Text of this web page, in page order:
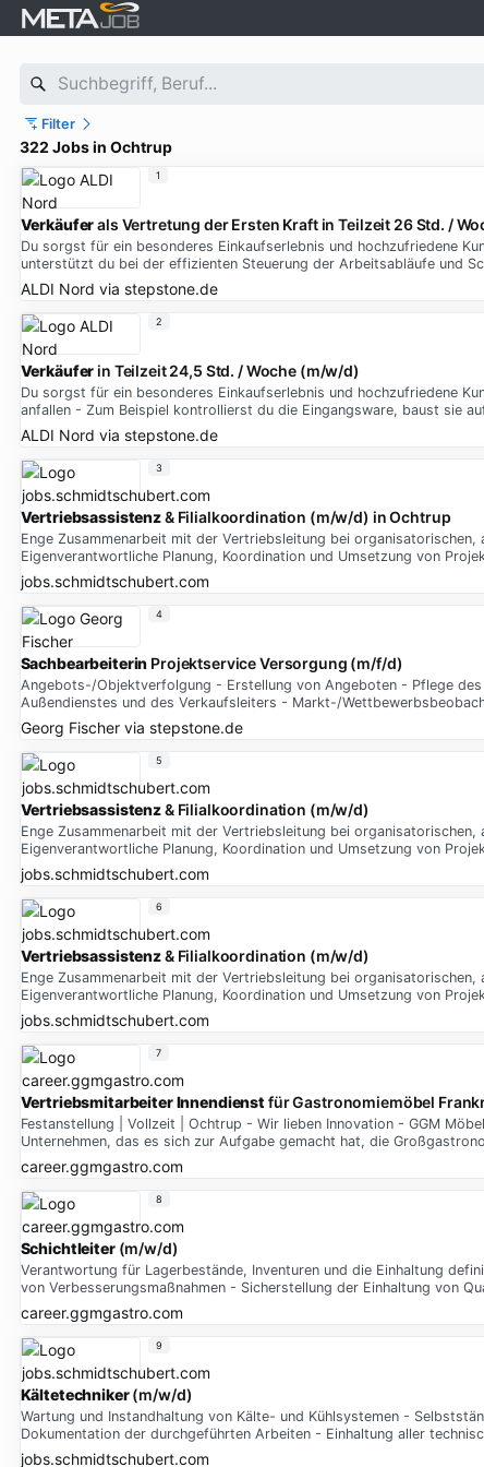
Filter
322 Jobs in Ochtrup
Verkäuferals Vertretung der Ersten Kraft in Teilzeit 26 Std. /
Du sorgst für ein besonderes Einkaufserlebnis und hochzufriedene
unterstützt du bei der effizienten Steuerung der Arbeitsabläufe und
ALDI Nord via stepstone.de
1
Verkäuferin Teilzeit 24,5 Std. / Woche (m/w/d)
Du sorgst für ein besonderes Einkaufserlebnis und hochzufriedene
anfallen - Zum Beispiel kontrollierst du die Eingangsware, baust sie
ALDI Nord via stepstone.de
2
Vertriebsassistenz& Filialkoordination (m/w/d) in Ochtrup
Enge Zusammenarbeit mit der Vertriebsleitung bei
Eigenverantwortliche Planung, Koordination und Umsetzung von
jobs.schmidtschubert.com
3
Sachbearbeiterin Projektservice Versorgung (m/f/d)
Angebots-/Objektverfolgung - Erstellung von Angeboten - Pflege
Außendienstes und des Verkaufsleiters - Markt-/
Georg Fischervia stepstone.de
4
Vertriebsassistenz& Filialkoordination (m/w/d)
Enge Zusammenarbeit mit der Vertriebsleitung bei
Eigenverantwortliche Planung, Koordination und Umsetzung von
jobs.schmidtschubert.com
5
Vertriebsassistenz& Filialkoordination (m/w/d)
Enge Zusammenarbeit mit der Vertriebsleitung bei
Eigenverantwortliche Planung, Koordination und Umsetzung von
jobs.schmidtschubert.com
6
VertriebsmitarbeiterInnendienst für Gastronomiemöbel
Festanstellung | Vollzeit | Ochtrup - Wir lieben Innovation - GGM
Unternehmen, das es sich zur Aufgabe gemacht hat, die
career.ggmgastro.com
7
Schichtleiter(m/w/d)
Verantwortung für Lagerbestände, Inventuren und die Einhaltung
von Verbesserungsmaßnahmen - Sicherstellung der Einhaltung von
career.ggmgastro.com
8
Kältetechniker(m/w/d)
Wartung und Instandhaltung von Kälte- und Kühlsystemen -
Dokumentation der durchgeführten Arbeiten - Einhaltung aller
jobs.schmidtschubert.com
9